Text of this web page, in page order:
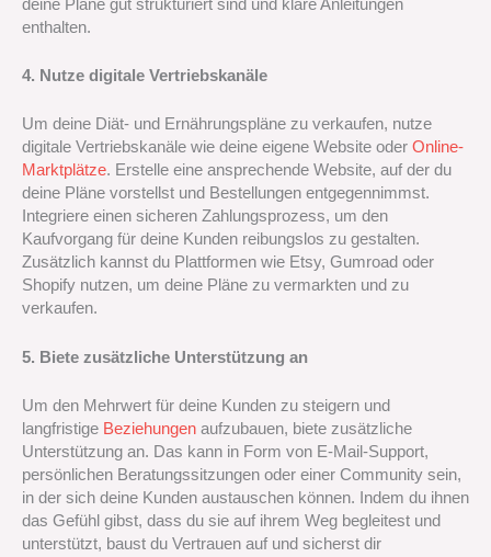
deine Pläne gut strukturiert sind und klare Anleitungen
enthalten.
4. Nutze digitale Vertriebskanäle
Um deine Diät- und Ernährungspläne zu verkaufen, nutze
digitale Vertriebskanäle wie deine eigene Website oder Online-
Marktplätze. Erstelle eine ansprechende Website, auf der du
deine Pläne vorstellst und Bestellungen entgegennimmst.
Integriere einen sicheren Zahlungsprozess, um den
Kaufvorgang für deine Kunden reibungslos zu gestalten.
Zusätzlich kannst du Plattformen wie Etsy, Gumroad oder
Shopify nutzen, um deine Pläne zu vermarkten und zu
verkaufen.
5. Biete zusätzliche Unterstützung an
Um den Mehrwert für deine Kunden zu steigern und
langfristige Beziehungen aufzubauen, biete zusätzliche
Unterstützung an. Das kann in Form von E-Mail-Support,
persönlichen Beratungssitzungen oder einer Community sein,
in der sich deine Kunden austauschen können. Indem du ihnen
das Gefühl gibst, dass du sie auf ihrem Weg begleitest und
unterstützt, baust du Vertrauen auf und sicherst dir